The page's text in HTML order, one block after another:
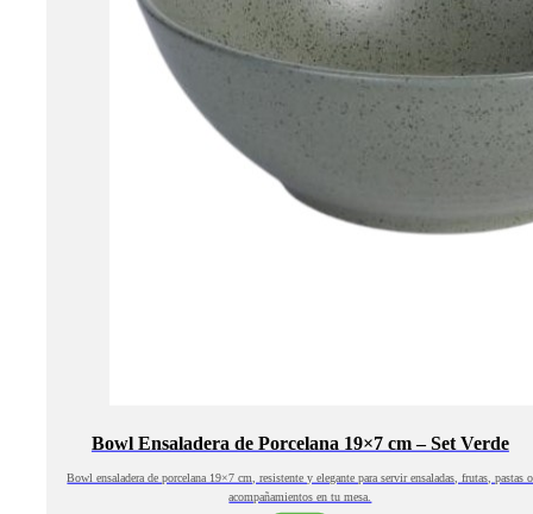
Bowl Ensaladera de Porcelana 19×7 cm – Set Verde
Bowl ensaladera de porcelana 19×7 cm, resistente y elegante para servir ensaladas, frutas, pastas o
acompañamientos en tu mesa.